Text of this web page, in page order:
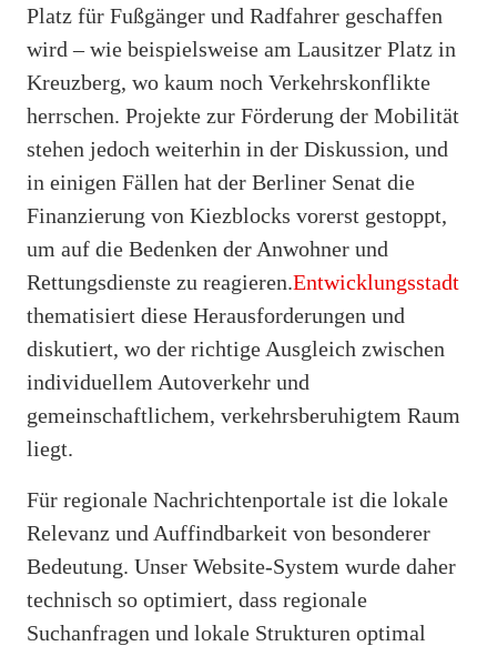
Platz für Fußgänger und Radfahrer geschaffen
wird – wie beispielsweise am Lausitzer Platz in
Kreuzberg, wo kaum noch Verkehrskonflikte
herrschen. Projekte zur Förderung der Mobilität
stehen jedoch weiterhin in der Diskussion, und
in einigen Fällen hat der Berliner Senat die
Finanzierung von Kiezblocks vorerst gestoppt,
um auf die Bedenken der Anwohner und
Rettungsdienste zu reagieren.Entwicklungsstadt
thematisiert diese Herausforderungen und
diskutiert, wo der richtige Ausgleich zwischen
individuellem Autoverkehr und
gemeinschaftlichem, verkehrsberuhigtem Raum
liegt.
Für regionale Nachrichtenportale ist die lokale
Relevanz und Auffindbarkeit von besonderer
Bedeutung. Unser Website-System wurde daher
technisch so optimiert, dass regionale
Suchanfragen und lokale Strukturen optimal